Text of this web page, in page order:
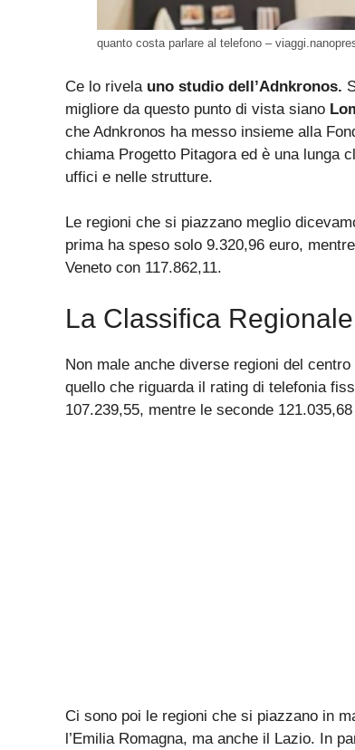
quanto costa parlare al telefono –
Ce lo rivela uno studio dell’Adnkronos.
migliore da questo punto di vista siano
che Adnkronos ha messo insieme alla
chiama Progetto Pitagora ed è una lunga
uffici e nelle strutture.
Le regioni che si piazzano meglio
prima ha speso solo 9.320,96 euro,
Veneto con 117.862,11.
La Classifica Regionale
Non male anche diverse regioni del centro
quello che riguarda il rating di telefonia
107.239,55, mentre le seconde
Ci sono poi le regioni che si piazzano in
l’Emilia Romagna, ma anche il Lazio. In